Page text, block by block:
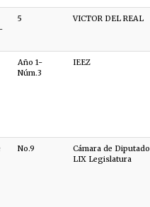
5 VICTOR DEL REAL
Año 1-
Núm.3
IEEZ
No.9
Cámara de
LIX Legislatura